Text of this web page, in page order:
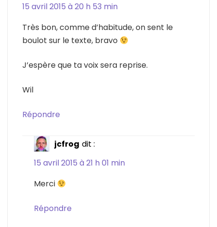
15 avril 2015 à 20 h 53 min
Très bon, comme d’habitude, on sent le
boulot sur le texte, bravo
J’espère que ta voix sera reprise.
Wil
Répondre
jcfrog dit :
15 avril 2015 à 21 h 01 min
Merci
Répondre